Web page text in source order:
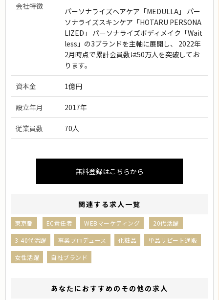
会社特徴
パーソナライズヘアケア「MEDULLA」 パー
ソナライズスキンケア「HOTARU PERSONA
LIZED」 パーソナライズボディメイク「Wait
less」の3ブランドを主軸に展開し、 2022年
2月時点で累計会員数は50万人を突破してお
ります。
資本金 1億円
設立年月 2017年
従業員数 70人
無料登録はこちらから
関連する求人一覧
東京都 EC責任者 WEBマーケティング 20代活躍
3-40代活躍 事業プロデュース 化粧品 単品リピート通販
女性活躍 自社ブランド
あなたにおすすめのその他の求人